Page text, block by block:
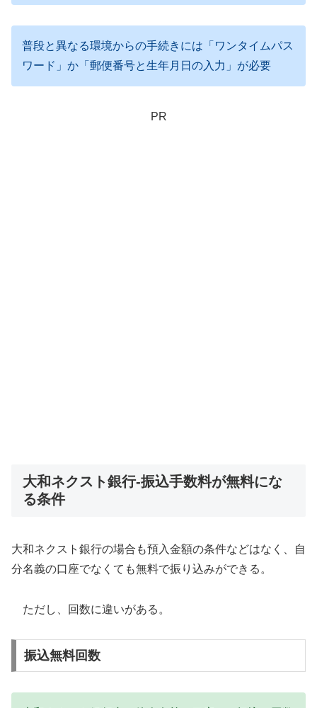
普段と異なる環境からの手続きには「ワンタイムパス
ワード」か「郵便番号と生年月日の入力」が必要
PR
大和ネクスト銀行-振込手数料が無料にな
る条件
大和ネクスト銀行の場合も預入金額の条件などはなく、自
分名義の口座でなくても無料で振り込みができる。
ただし、回数に違いがある。
振込無料回数